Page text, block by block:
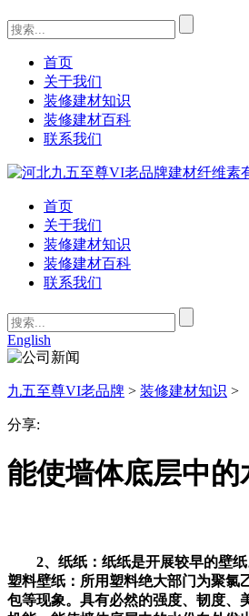
首页
关于我们
装修建材知识
装修建材百科
联系我们
首页
关于我们
装修建材知识
装修建材百科
联系我们
English
九五至尊VI老品牌 > 装修建材知识 >
分享:
能使墙体底层中的
2、纸纸：纸纸是开展较早的壁纸
塑料壁纸：所用塑料绝大部门为聚氯
包等现象。具有必然的强度、韧度、